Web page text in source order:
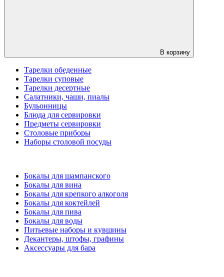
В корзину
Тарелки обеденные
Тарелки суповые
Тарелки десертные
Салатники, чаши, пиалы
Бульонницы
Блюда для сервировки
Предметы сервировки
Столовые приборы
Наборы столовой посуды
Бокалы для шампанского
Бокалы для вина
Бокалы для крепкого алкоголя
Бокалы для коктейлей
Бокалы для пива
Бокалы для воды
Питьевые наборы и кувшины
Декантеры, штофы, графины
Аксессуары для бара